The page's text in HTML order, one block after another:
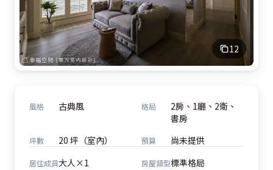
12
風格 古典風 格局
2房、1廳、2衛、
書房
坪數 20 坪（室內） 預算 尚未提供
居住成員大人×1 房屋類型標準格局